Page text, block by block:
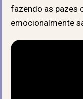
fazendo as pazes
emocionalmente